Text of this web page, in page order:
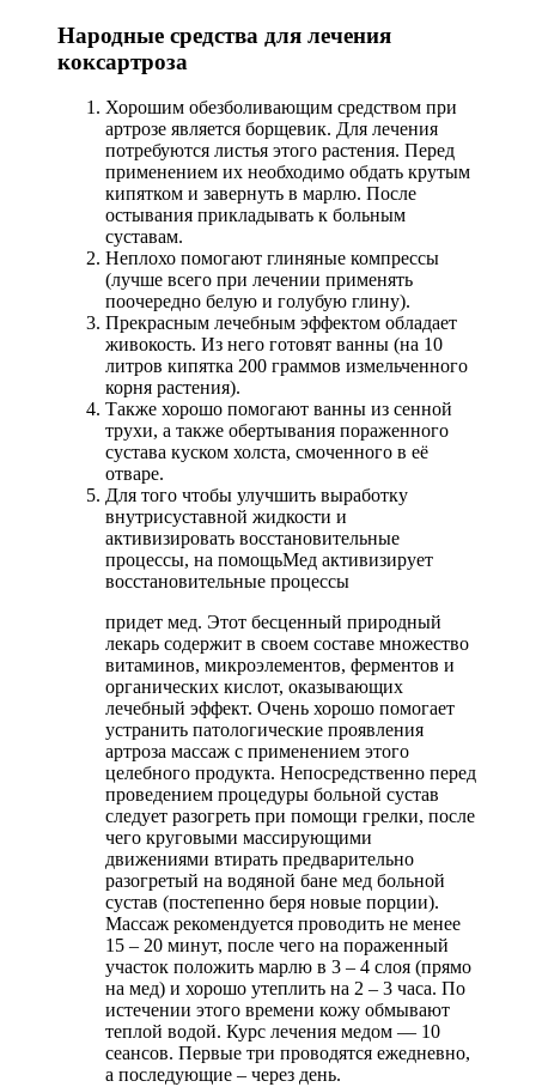
Народные средства для лечения
коксартроза
Хорошим обезболивающим средством при
артрозе является борщевик. Для лечения
потребуются листья этого растения. Перед
применением их необходимо обдать крутым
кипятком и завернуть в марлю. После
остывания прикладывать к больным
суставам.
Неплохо помогают глиняные компрессы
(лучше всего при лечении применять
поочередно белую и голубую глину).
Прекрасным лечебным эффектом обладает
живокость. Из него готовят ванны (на 10
литров кипятка 200 граммов измельченного
корня растения).
Также хорошо помогают ванны из сенной
трухи, а также обертывания пораженного
сустава куском холста, смоченного в её
отваре.
Для того чтобы улучшить выработку
внутрисуставной жидкости и
активизировать восстановительные
процессы, на помощьМед активизирует
восстановительные процессы
придет мед. Этот бесценный природный
лекарь содержит в своем составе множество
витаминов, микроэлементов, ферментов и
органических кислот, оказывающих
лечебный эффект. Очень хорошо помогает
устранить патологические проявления
артроза массаж с применением этого
целебного продукта. Непосредственно перед
проведением процедуры больной сустав
следует разогреть при помощи грелки, после
чего круговыми массирующими
движениями втирать предварительно
разогретый на водяной бане мед больной
сустав (постепенно беря новые порции).
Массаж рекомендуется проводить не менее
15 – 20 минут, после чего на пораженный
участок положить марлю в 3 – 4 слоя (прямо
на мед) и хорошо утеплить на 2 – 3 часа. По
истечении этого времени кожу обмывают
теплой водой. Курс лечения медом — 10
сеансов. Первые три проводятся ежедневно,
а последующие – через день.